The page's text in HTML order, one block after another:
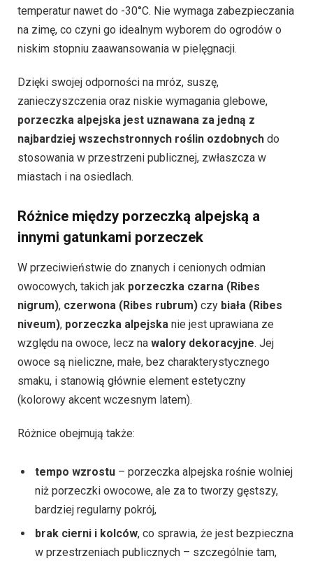
temperatur nawet do -30°C. Nie wymaga zabezpieczania
na zimę, co czyni go idealnym wyborem do ogrodów o
niskim stopniu zaawansowania w pielęgnacji.
Dzięki swojej odporności na mróz, suszę,
zanieczyszczenia oraz niskie wymagania glebowe,
porzeczka alpejska jest uznawana za jedną z
najbardziej wszechstronnych roślin ozdobnych do
stosowania w przestrzeni publicznej, zwłaszcza w
miastach i na osiedlach.
Różnice między porzeczką alpejską a
innymi gatunkami porzeczek
W przeciwieństwie do znanych i cenionych odmian
owocowych, takich jak porzeczka czarna (Ribes
nigrum), czerwona (Ribes rubrum) czy biała (Ribes
niveum), porzeczka alpejska nie jest uprawiana ze
względu na owoce, lecz na walory dekoracyjne. Jej
owoce są nieliczne, małe, bez charakterystycznego
smaku, i stanowią głównie element estetyczny
(kolorowy akcent wczesnym latem).
Różnice obejmują także:
tempo wzrostu – porzeczka alpejska rośnie wolniej
niż porzeczki owocowe, ale za to tworzy gęstszy,
bardziej regularny pokrój,
brak cierni i kolców, co sprawia, że jest bezpieczna
w przestrzeniach publicznych – szczególnie tam,